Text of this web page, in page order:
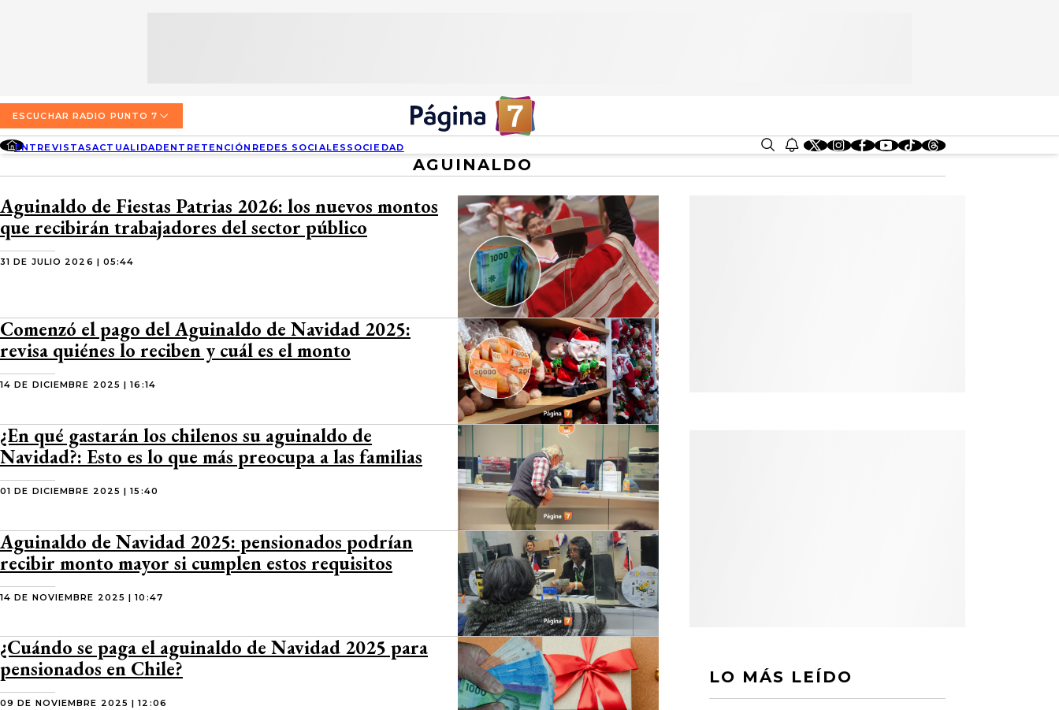
ACTUALIDAD
ENTRETENCIÓN
SOCIEDAD
CONCEPCIÓN
TEMUCO
VALDIVIA
PUERTO MONTT
QUIÉNES SOMOS
DIRECCIONES
CONTACTO COMERCIAL
TARIFAS POLÍTICAS PÁGINA 7
TARIFAS POLÍTICAS RADIO PUNTO 7
POLÍTICA DE PRIVACIDAD
ESCUCHAR RADIO PUNTO 7
ENTREVISTASACTUALIDADENTRETENCIÓN REDES SOCIALES SOCIEDAD
AGUINALDO
Aguinaldo de Fiestas Patrias 2026: los nuevos montos
que recibirán trabajadores del sector público
31 DE JULIO 2026 | 05:44
Comenzó el pago del Aguinaldo de Navidad 2025:
revisa quiénes lo reciben y cuál es el monto
14 DE DICIEMBRE 2025 | 16:14
¿En qué gastarán los chilenos su aguinaldo de
Navidad?: Esto es lo que más preocupa a las familias
01 DE DICIEMBRE 2025 | 15:40
Aguinaldo de Navidad 2025: pensionados podrían
recibir monto mayor si cumplen estos requisitos
14 DE NOVIEMBRE 2025 | 10:47
¿Cuándo se paga el aguinaldo de Navidad 2025 para
pensionados en Chile?
09 DE NOVIEMBRE 2025 | 12:06
LO MÁS LEÍDO